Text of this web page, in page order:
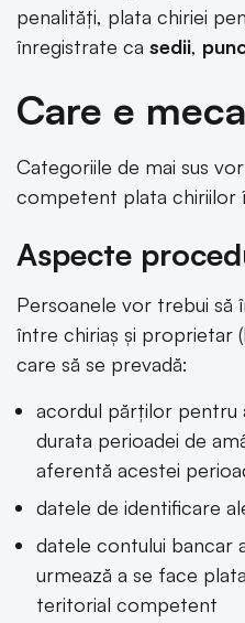
penalități, plata chiriei
înregistrate ca sedii,
Care e
Categoriile de mai sus
competent plata chiriilor
Aspecte
Persoanele vor trebui să
între chiriaș și proprietar
care să se prevadă:
acordul părților pentru
durata perioadei de
aferentă acestei
datele de identificare
datele contului bancar
urmează a se face
teritorial competent